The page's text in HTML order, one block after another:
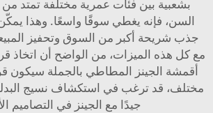
بشعبية بين فئات عمرية مختلفة تمتد من
السن، فإنه يغطي سوقًا واسعًا. وهذا
جذب شريحة أكبر من السوق وتحفيز
مع كل هذه الميزات، من الواضح أن اتخاذ
أقمشة الجينز المطاطي بالجملة سيكون
مختلف، قد ترغب في استكشاف نسيج
جيدًا مع الجينز في التصاميم